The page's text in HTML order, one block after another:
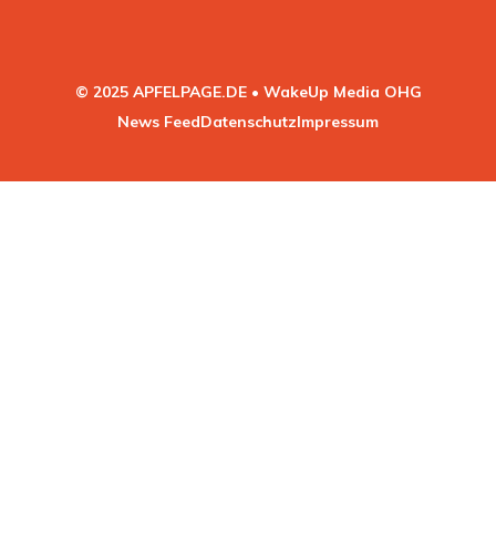
© 2025 APFELPAGE.DE • WakeUp Media OHG
News FeedDatenschutzImpressum